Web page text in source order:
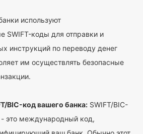
используют
SWIFT-коды для отправки и
инструкций по переводу денег
им осуществлять безопасные
BIC-код вашего банка: SWIFT/BIC-
- это международный код,